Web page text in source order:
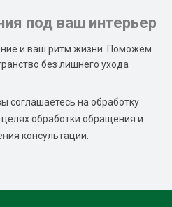
под ваш интерьер
и ваш ритм жизни. Поможем
без лишнего ухода
соглашаетесь на обработку
обработки обращения и
консультации.